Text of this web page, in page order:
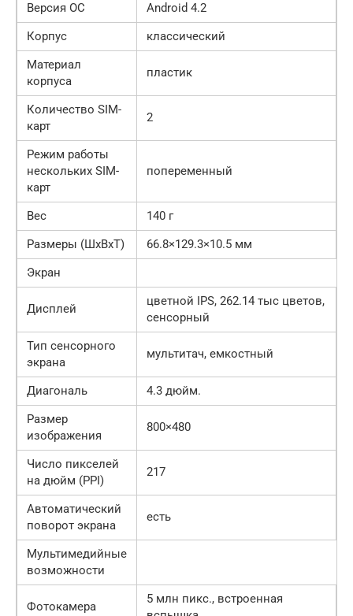
Версия ОС
Android 4.2
Корпус
классический
Материал
корпуса
пластик
Количество SIM-
карт
2
Режим работы
нескольких SIM-
карт
попеременный
Вес
140 г
Размеры (ШxВxТ)
66.8×129.3×10.5 мм
Экран
Дисплей
цветной IPS, 262.14 тыс цветов,
сенсорный
Тип сенсорного
экрана
мультитач, емкостный
Диагональ
4.3 дюйм.
Размер
изображения
800×480
Число пикселей
на дюйм (PPI)
217
Автоматический
поворот экрана
есть
Мультимедийные
возможности
Фотокамера
5 млн пикс., встроенная